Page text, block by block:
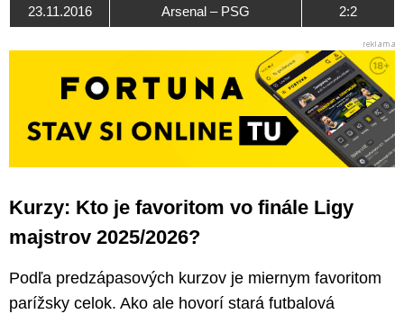
23.11.2016 Arsenal – PSG 2:2
Kurzy: Kto je favoritom vo finále Ligy
majstrov 2025/2026?
Podľa predzápasových kurzov je miernym favoritom
parížsky celok. Ako ale hovorí stará futbalová